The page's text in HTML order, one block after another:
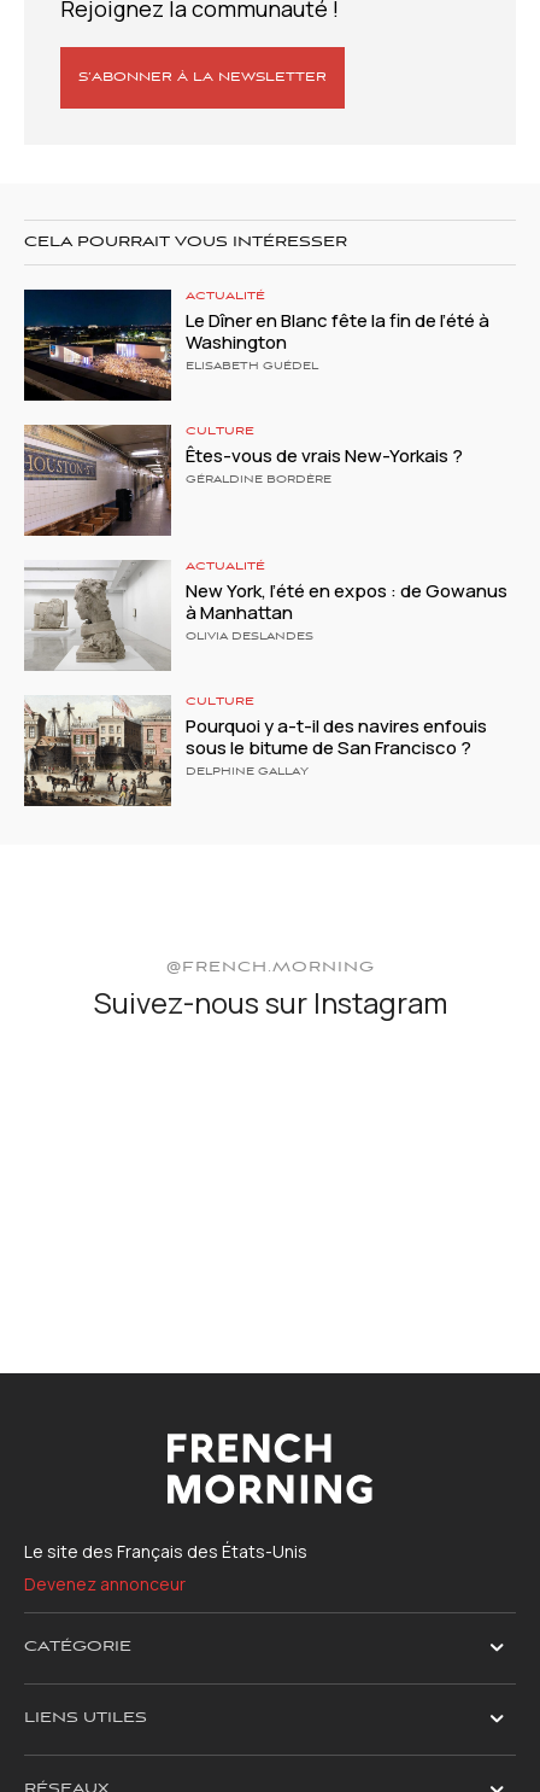
Rejoignez la communauté !
S’ABONNER À LA NEWSLETTER
CELA POURRAIT VOUS INTÉRESSER
ACTUALITÉ
Le Dîner en Blanc fête la fin de l’été à
Washington
ELISABETH GUÉDEL
CULTURE
Êtes-vous de vrais New-Yorkais ?
GÉRALDINE BORDÈRE
ACTUALITÉ
New York, l’été en expos : de Gowanus
à Manhattan
OLIVIA DESLANDES
CULTURE
Pourquoi y a-t-il des navires enfouis
sous le bitume de San Francisco ?
DELPHINE GALLAY
@FRENCH.MORNING
Suivez-nous sur Instagram
Le site des Français des États-Unis
Devenez annonceur
CATÉGORIE
LIENS UTILES